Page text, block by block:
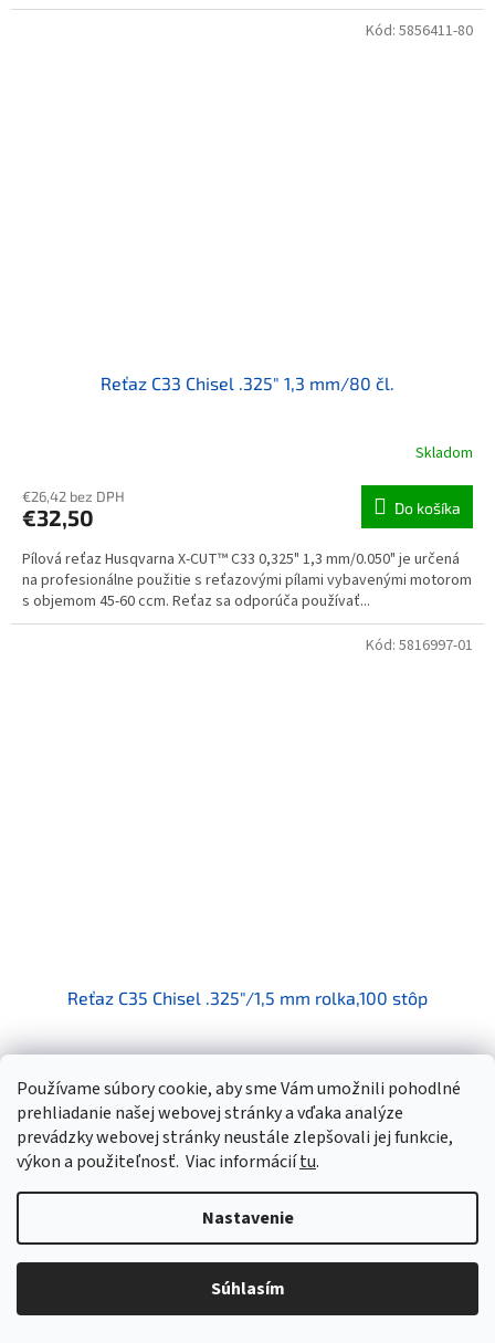
Používame súbory cookie, aby sme Vám umožnili pohodlné
prehliadanie našej webovej stránky a vďaka analýze
prevádzky webovej stránky neustále zlepšovali jej funkcie,
výkon a použiteľnosť. Viac informáciítu.
Nastavenie
Súhlasím
Reťaz C33 Chisel .325" 1,3 mm/80 čl.
Skladom
€26,42 bez DPH
€32,50 Do košíka
Pílová reťaz Husqvarna X-CUT™ C33 0,325" 1,3 mm/0.050" je určená
na profesionálne použitie s reťazovými pílami vybavenými motorom
s objemom 45-60 ccm. Reťaz sa odporúča používať...
Kód: 5856411-80
Reťaz C35 Chisel .325"/1,5 mm rolka,100 stôp
€544,63 bez DPH
€669,90 Do košíka
Pílová reťaz Husqvarna X-CUT™ C35 je určená pre reťazové píly s
motorom s objemom 45 - 60 ccm, vyrobené spoločnosťou
Husqvarna pre profesionálne použitie. Reťaz má robustnú...
Kód: 5816997-01
Kód:5816997-56